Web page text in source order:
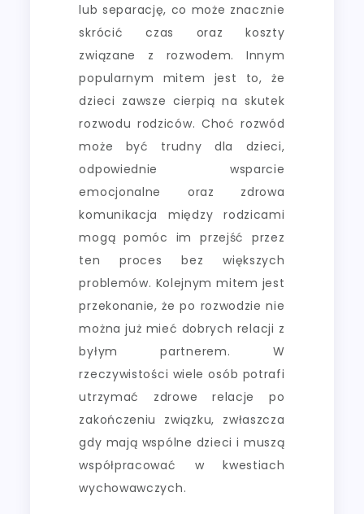
lub separację, co może znacznie
skrócić czas oraz koszty
związane z rozwodem. Innym
popularnym mitem jest to, że
dzieci zawsze cierpią na skutek
rozwodu rodziców. Choć rozwód
może być trudny dla dzieci,
odpowiednie wsparcie
emocjonalne oraz zdrowa
komunikacja między rodzicami
mogą pomóc im przejść przez
ten proces bez większych
problemów. Kolejnym mitem jest
przekonanie, że po rozwodzie nie
można już mieć dobrych relacji z
byłym partnerem. W
rzeczywistości wiele osób potrafi
utrzymać zdrowe relacje po
zakończeniu związku, zwłaszcza
gdy mają wspólne dzieci i muszą
współpracować w kwestiach
wychowawczych.